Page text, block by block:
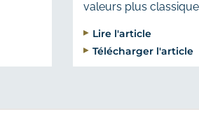
valeurs plus
Lire l'article
Télécharger l'article